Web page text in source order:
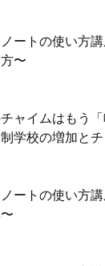
ノートの使い方
〜
ャイムはもう
学校の増加と
ノートの使い方